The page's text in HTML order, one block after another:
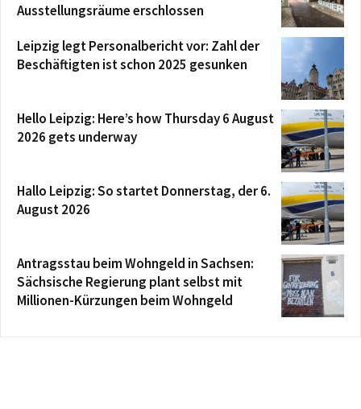
Ausstellungsräume erschlossen
Leipzig legt Personalbericht vor: Zahl der
Beschäftigten ist schon 2025 gesunken
Hello Leipzig: Here’s how Thursday 6 August
2026 gets underway
Hallo Leipzig: So startet Donnerstag, der 6.
August 2026
Antragsstau beim Wohngeld in Sachsen:
Sächsische Regierung plant selbst mit
Millionen-Kürzungen beim Wohngeld